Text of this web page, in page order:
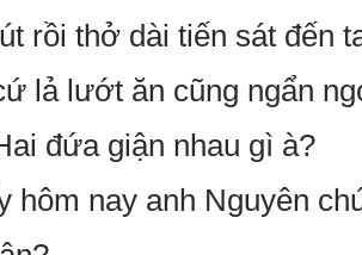
rồi thở dài tiến sát đến
lả lướt ăn cũng ngẩn
đứa giận nhau gì à?
hôm nay anh Nguyên